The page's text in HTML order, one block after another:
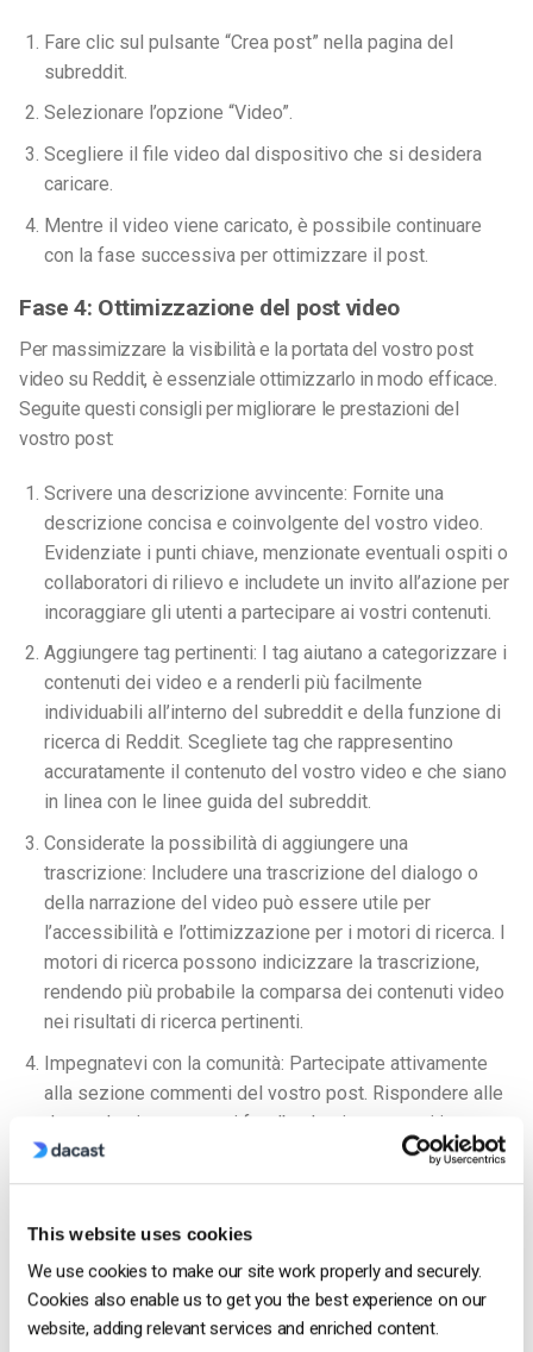
This website uses cookies
We use cookies to make our site work properly and securely.
Cookies also enable us to get you the best experience on our
website, adding relevant services and enriched content.
Fare clic sul pulsante “Crea post” nella pagina del
subreddit.
Selezionare l’opzione “Video”.
Scegliere il file video dal dispositivo che si desidera
caricare.
Mentre il video viene caricato, è possibile continuare
con la fase successiva per ottimizzare il post.
Fase 4: Ottimizzazione del post video
Per massimizzare la visibilità e la portata del vostro post
video su Reddit, è essenziale ottimizzarlo in modo efficace.
Seguite questi consigli per migliorare le prestazioni del
vostro post:
Scrivere una descrizione avvincente: Fornite una
descrizione concisa e coinvolgente del vostro video.
Evidenziate i punti chiave, menzionate eventuali ospiti o
collaboratori di rilievo e includete un invito all’azione per
incoraggiare gli utenti a partecipare ai vostri contenuti.
Aggiungere tag pertinenti: I tag aiutano a categorizzare i
contenuti dei video e a renderli più facilmente
individuabili all’interno del subreddit e della funzione di
ricerca di Reddit. Scegliete tag che rappresentino
accuratamente il contenuto del vostro video e che siano
in linea con le linee guida del subreddit.
Considerate la possibilità di aggiungere una
trascrizione: Includere una trascrizione del dialogo o
della narrazione del video può essere utile per
l’accessibilità e l’ottimizzazione per i motori di ricerca. I
motori di ricerca possono indicizzare la trascrizione,
rendendo più probabile la comparsa dei contenuti video
nei risultati di ricerca pertinenti.
Impegnatevi con la comunità: Partecipate attivamente
alla sezione commenti del vostro post. Rispondere alle
domande, riconoscere i feedback e impegnarsi in
conversazioni significative con gli utenti. Questo non
solo aiuta a costruire una comunità intorno ai vostri
vostro post è prezioso e merita attenzione.
Fase 5: Promozione del post video
Per aumentare la visibilità e la portata del vostro post video